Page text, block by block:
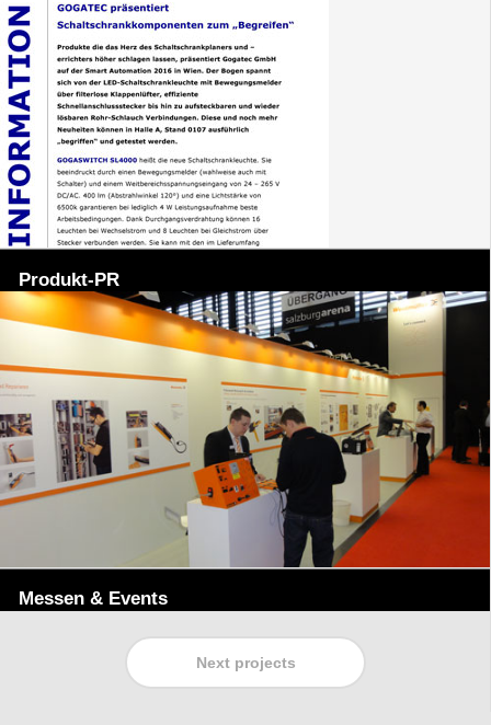
Produkt-PR
Messen & Events
Next projects